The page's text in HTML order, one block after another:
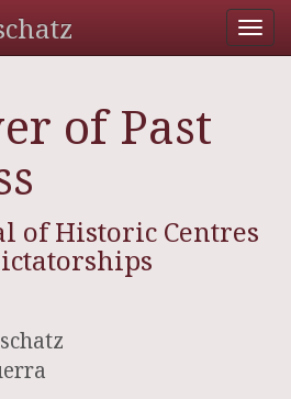
of Past
of Historic Centres